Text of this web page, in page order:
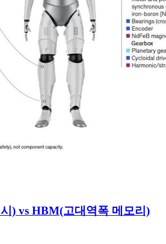
) vs HBM(고대역폭 메모리)